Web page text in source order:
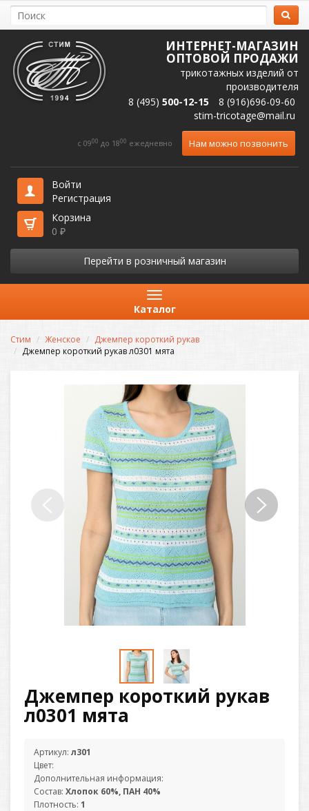
ИНТЕРНЕТ-МАГАЗИН
ОПТОВОЙ ПРОДАЖИ
трикотажных изделий от
производителя
8 (495) 500-12-15
8 (916)696-09-60
stim-tricotage@mail.ru
c 0900 до 1800 ежедневно Нам можно позвонить
Войти
Регистрация
Корзина
0 ₽
Перейти в розничный магазин
Каталог
Стим Женское
Джемпер короткий рукав
Джемпер короткий рукав л0301 мята
Джемпер короткий рукав
л0301 мята
Артикул: л301
Цвет:
Дополнительная информация:
Состав: Хлопок 60%, ПАН 40%
Плотность: 1